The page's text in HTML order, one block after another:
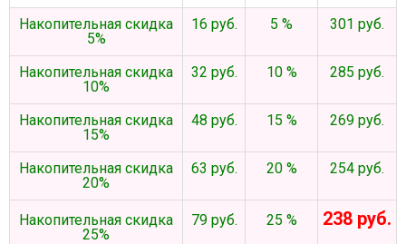
Накопительная скидка
5%
16 руб. 5 % 301 руб.
Накопительная скидка
10%
32 руб. 10 % 285 руб.
Накопительная скидка
15%
48 руб. 15 % 269 руб.
Накопительная скидка
20%
63 руб. 20 % 254 руб.
Накопительная скидка
25%
79 руб. 25 % 238 руб.